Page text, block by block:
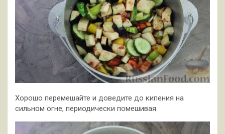
Хорошо перемешайте и доведите до кипения на
сильном огне, периодически помешивая.